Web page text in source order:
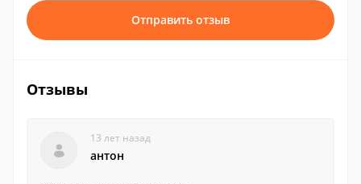
Отправить отзыв
Отзывы
13 лет назад
антон